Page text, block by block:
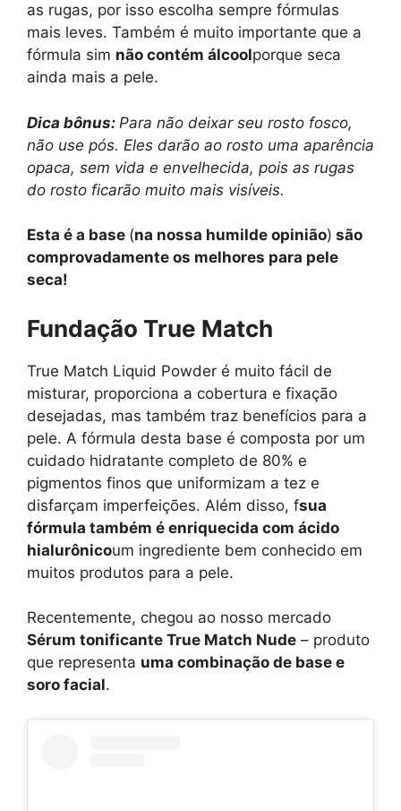
as rugas, por isso escolha sempre fórmulas
mais leves. Também é muito importante que a
fórmula sim não contém álcoolporque seca
ainda mais a pele.
Dica bônus: Para não deixar seu rosto fosco,
não use pós. Eles darão ao rosto uma aparência
opaca, sem vida e envelhecida, pois as rugas
do rosto ficarão muito mais visíveis.
Esta é a base (na nossa humilde opinião) são
comprovadamente os melhores para pele
seca!
Fundação True Match
True Match Liquid Powder é muito fácil de
misturar, proporciona a cobertura e fixação
desejadas, mas também traz benefícios para a
pele. A fórmula desta base é composta por um
cuidado hidratante completo de 80% e
pigmentos finos que uniformizam a tez e
disfarçam imperfeições. Além disso, fsua
fórmula também é enriquecida com ácido
hialurônicoum ingrediente bem conhecido em
muitos produtos para a pele.
Recentemente, chegou ao nosso mercado
Sérum tonificante True Match Nude – produto
que representa uma combinação de base e
soro facial.